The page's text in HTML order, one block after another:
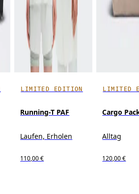
LIMITED EDITION
Running-T PAF
Laufen, Erholen
110,00 €
LIMITED
Cargo
Alltag
120,00 €